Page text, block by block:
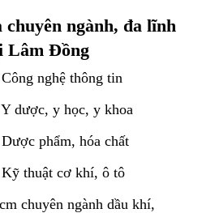
ngành, đa lĩnh
Lâm Đồng
nghệ thông tin
dược, y học, y khoa
phẩm, hóa chất
thuật cơ khí, ô tô
chuyên ngành dầu khí,